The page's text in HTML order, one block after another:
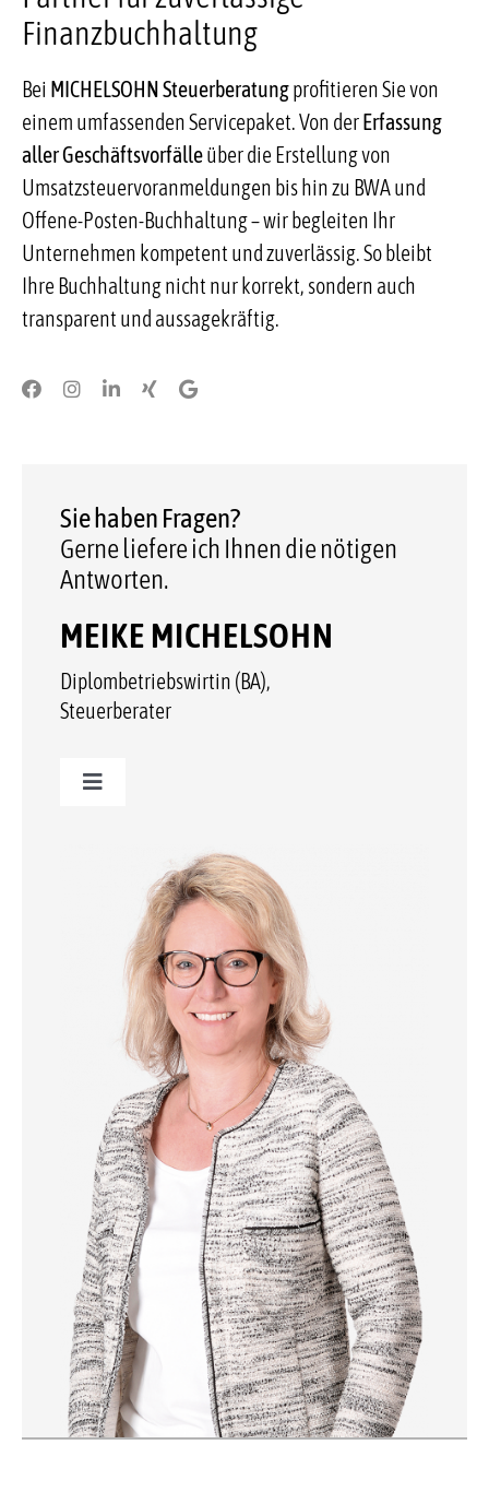
Finanzbuchhaltung
Bei MICHELSOHN Steuerberatungprofitieren Sie von
einem umfassenden Servicepaket. Von derErfassung
aller Geschäftsvorfälleüber die Erstellung von
Umsatzsteuervoranmeldungen bis hin zu BWA und
Offene-Posten-Buchhaltung – wir begleiten Ihr
Unternehmen kompetent und zuverlässig. So bleibt
Ihre Buchhaltung nicht nur korrekt, sondern auch
transparent und aussagekräftig.
Sie haben Fragen?
Gerne liefere ich Ihnen die nötigen
Antworten.
MEIKE MICHELSOHN
Diplombetriebswirtin (BA),
Steuerberater
Toggle
E-Mail senden